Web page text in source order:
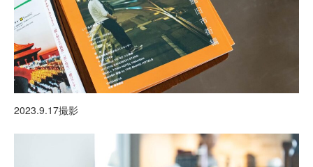
2023.9.17撮影